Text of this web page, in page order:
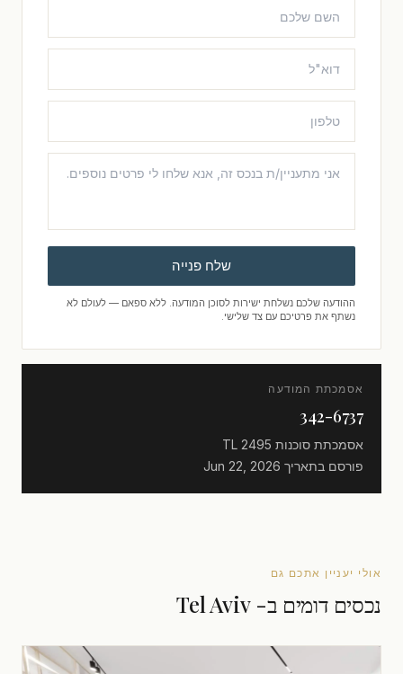
שלח פנייה
ההודעה שלכם נשלחת ישירות לסוכן המודעה. ללא ספאם — לעולם לא
נשתף את פרטיכם עם צד שלישי.
אסמכתת המודעה
342-6737
אסמכתת סוכנות
פורסם בתאריך
אולי יעניין אתכם גם
נכסים דומים ב- Tel Aviv